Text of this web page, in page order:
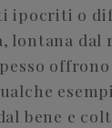
ipocriti o
dal
bene e